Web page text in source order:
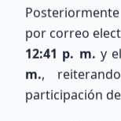
mundo
por correo
12:41 p. m. y el
m.,
participación de